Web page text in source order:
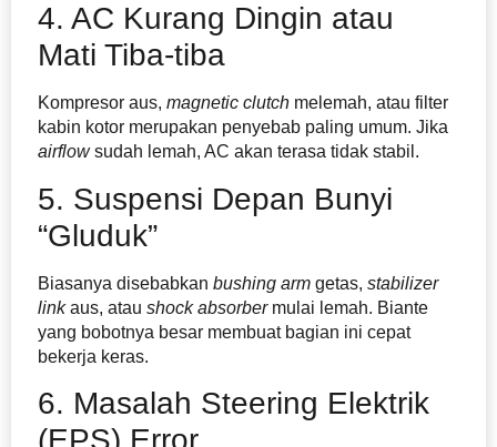
4. AC Kurang Dingin atau
Mati Tiba-tiba
Kompresor aus, magnetic clutch melemah, atau filter
kabin kotor merupakan penyebab paling umum. Jika
airflowsudah lemah, AC akan terasa tidak stabil.
5. Suspensi Depan Bunyi
“Gluduk”
Biasanya disebabkan bushing arm getas, stabilizer
linkaus, atau shock absorber mulai lemah. Biante
yang bobotnya besar membuat bagian ini cepat
bekerja keras.
6. Masalah Steering Elektrik
(EPS) Error